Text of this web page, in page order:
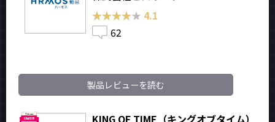
★★★★★
★★★★★ 4.1
62
製品レビューを読む
KING OF TIME（キングオブタイム）